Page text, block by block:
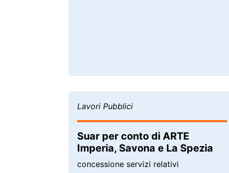
Lavori Pubblici
Suar per conto di ARTE
Imperia, Savona e La Spezia
concessione servizi relativi